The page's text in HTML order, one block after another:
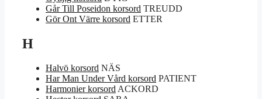
Går Till Poseidon korsord TREUDD
Gör Ont Värre korsord ETTER
H
Halvö korsord NÄS
Har Man Under Vård korsord PATIENT
Harmonier korsordACKORD